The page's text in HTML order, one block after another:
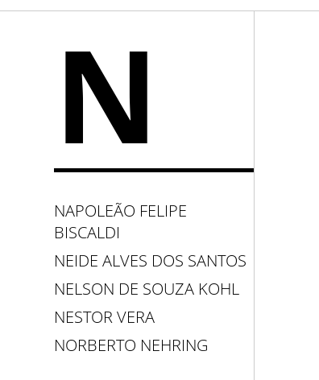
N
NAPOLEÃO FELIPE
BISCALDI
NEIDE ALVES DOS SANTOS
NELSON DE SOUZA KOHL
NESTOR VERA
NORBERTO NEHRING